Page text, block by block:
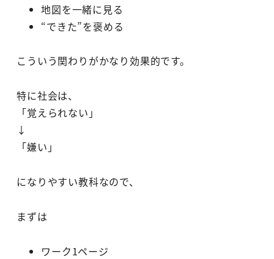
地図を一緒に見る
“できた”を褒める
こういう関わりがかなり効果的です。
特に社会は、
「覚えられない」
↓
「嫌い」
になりやすい教科なので、
まずは
ワーク1ページ